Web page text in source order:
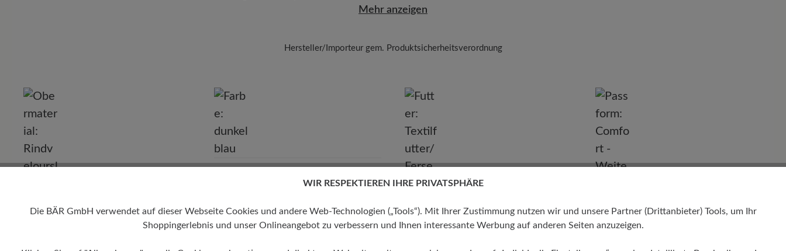
Mehr anzeigen
Hersteller/Importeur gem. Produktsicherheitsverordnung
Pleidelsheimer Str. 15/1, 74321 Bietigheim-Bissingen, Deutschland
kundenbetreuung@baer-schuhe.de
Telefon: 0800 51 65 65 56 (gebührenfrei)
Futter
WIR RESPEKTIEREN IHRE PRIVATSPHÄRE
Die BÄR GmbH verwendet auf dieser Webseite Cookies und andere Web-Technologien („Tools“). Mit Ihrer Zustimmung nutzen wir und unsere Partner (Drittanbieter) Tools, um Ihr
Shoppingerlebnis und unser Onlineangebot zu verbessern und Ihnen interessante Werbung auf anderen Seiten anzuzeigen.